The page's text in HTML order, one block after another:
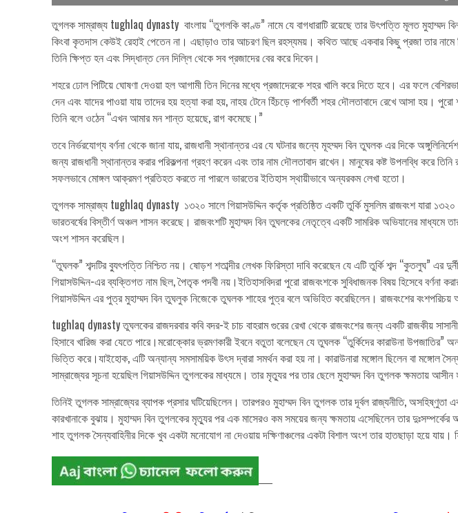
তুগলক সাম্রাজ্য tughlaq dynasty বাংলায় “তুগলকি কাণ্ড” নামে যে বাগধারাটি রয়েছে তার উৎপত্তি মূলত
কিংবা কৃতদাস কেউই রেহাই পেতেন না। এছাড়াও তার আচরণ ছিল রহস্যময়। কথিত আছে একবার কিছু প্রজা তার নামে
তিনি ক্ষিপ্ত হন এবং সিদ্ধান্ত নেন দিল্লি থেকে সব প্রজাদের বের করে দিবেন।
শহরে ঢোল পিটিয়ে ঘোষণা দেওয়া হল আগামী তিন দিনের মধ্যে প্রজাদেরকে শহর খালি করে দিতে হবে। এর ফলে
দেন এবং যাদের পাওয়া যায় তাদের হয় হত্যা করা হয়, নাহয় টেনে হিঁচড়ে পার্শবর্তী শহর দৌলতাবাদে রেখে আসা
তিনি বলে ওঠেন “এখন আমার মন শান্ত হয়েছে, রাগ কমেছে।”
তবে নির্ভরযোগ্য বর্ণনা থেকে জানা যায়, রাজধানী স্থানান্তর এর যে ঘটনার জন্যে মূহম্মদ বিন তুঘলক এর দিকে
জন্য রাজধানী স্থানান্তর করার পরিকল্পনা গ্রহণ করেন এবং তার নাম দৌলতাবাদ রাখেন। মানুষের কষ্ট উপলব্ধি করে
সফলভাবে মোঙ্গল আক্রমণ প্রতিহত করতে না পারলে ভারতের ইতিহাস স্থায়ীভাবে অন্যরকম লেখা হতো।
তুগলক সাম্রাজ্য tughlaq dynasty ১৩২০ সালে গিয়াসউদ্দিন কর্তৃক প্রতিষ্ঠিত একটি তুর্কি মুসলিম রাজবংশ যারা
ভারতবর্ষের বিস্তীর্ণ অঞ্চল শাসন করেছে। রাজবংশটি মুহাম্মদ বিন তুঘলকের নেতৃত্বে একটি সামরিক অভিযানের
অংশ শাসন করেছিল।
“তুঘলক” শব্দটির ব্যুৎপত্তি নিশ্চিত নয়। ষোড়শ শতাব্দীর লেখক ফিরিস্তা দাবি করেছেন যে এটি তুর্কি শব্দ “কুতলুঘ” এর
গিয়াসউদ্দিন-এর ব্যক্তিগত নাম ছিল, পৈতৃক পদবী নয়।ইতিহাসবিদরা পুরো রাজবংশকে সুবিধাজনক বিষয় হিসেবে
গিয়াসউদ্দিন এর পুত্র মুহাম্মদ বিন তুঘলুক নিজেকে তুঘলক শাহের পুত্র বলে অভিহিত করেছিলেন। রাজবংশের বংশপরিচয়
tughlaq dynasty তুঘলকের রাজদরবার কবি বদর-ই চাচ বাহরাম গুরের রেখা থেকে রাজবংশের জন্য একটি রাজকীয়
হিসাবে খারিজ করা যেতে পারে।মরোক্কোর ভ্রমণকারী ইবনে বতুতা বলেছেন যে তুঘলক “তুর্কিদের কারাউনা
ভিত্তি করে।যাইহোক, এটি অন্যান্য সমসাময়িক উৎস দ্বারা সমর্থন করা হয় না। কারাউনারা মঙ্গোল ছিলেন বা
সাম্রাজ্যের সূচনা হয়েছিল গিয়াসউদ্দিন তুগলকের মাধ্যমে। তার মৃত্যুর পর তার ছেলে মুহাম্মদ বিন তুগলক ক্ষমতায় আসীন
তিনিই তুগলক সাম্রাজ্যের ব্যাপক প্রসার ঘটিয়েছিলেন। তারপরও মুহাম্মদ বিন তুগলক তার দূর্বল রাজ্যনীতি,
কারখানাকে বুঝায়। মুহাম্মদ বিন তুগলকের মৃত্যুর পর এক মাসেরও কম সময়ের জন্য ক্ষমতায় এসেছিলেন তার
শাহ তুগলক সৈন্যবাহিনীর দিকে খুব একটা মনোযোগ না দেওয়ায় দক্ষিণাঞ্চলের একটা বিশাল অংশ তার হাতছাড়া হয়ে